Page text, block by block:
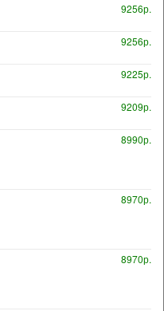
9256р.
9256р.
9225р.
9209р.
8990р.
8970р.
8970р.